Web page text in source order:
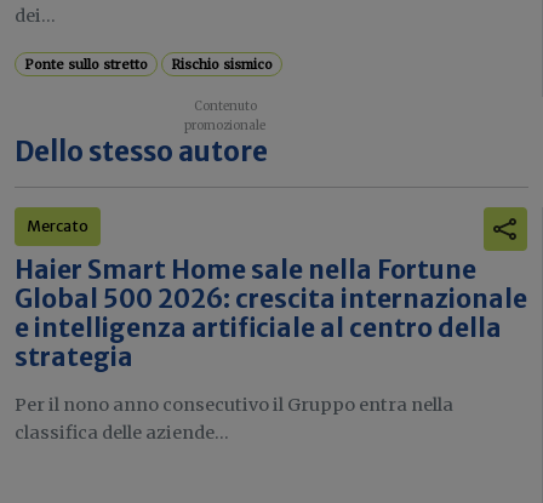
dei...
Ponte sullo stretto Rischio sismico
Dello stesso autore
Mercato
Haier Smart Home sale nella Fortune
Global 500 2026: crescita internazionale
e intelligenza artificiale al centro della
strategia
Per il nono anno consecutivo il Gruppo entra nella
classifica delle aziende...